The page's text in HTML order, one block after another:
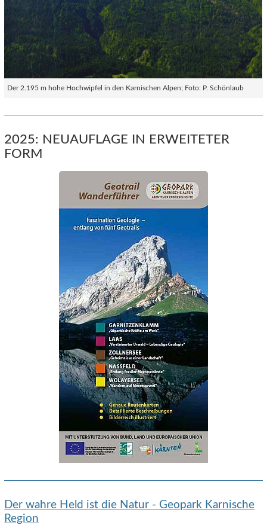
Der 2.195 m hohe Hochwipfel in den Karnischen Alpen; Foto: P. Schönlaub
2025: NEUAUFLAGE IN ERWEITETER
FORM
Der wahre Held ist die Natur - Geopark Karnische
Region